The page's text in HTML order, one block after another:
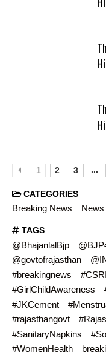
1 2 3 ...
CATEGORIES
Breaking News
TAGS
@BhajanlalBjp
@govtofrajasthan
#breakingnews
#GirlChildAwareness
#JKCement
#rajasthangovt
#SanitaryNapkins
#WomenHealth